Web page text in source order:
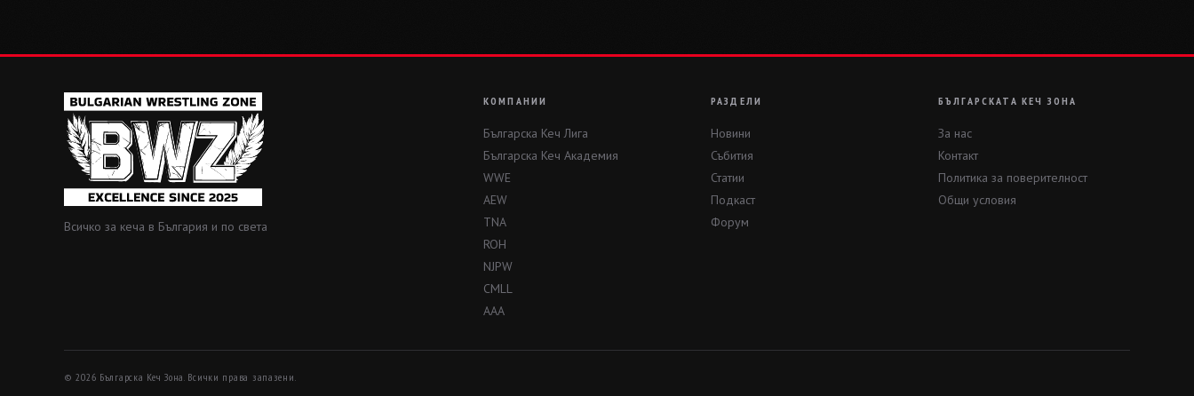
Всичко за кеча в България и по света
КОМПАНИИ
Българска Кеч Лига
Българска Кеч Академия
WWE
AEW
TNA
ROH
NJPW
CMLL
AAA
РАЗДЕЛИ
Новини
Събития
Статии
Подкаст
Форум
БЪЛГАРСКАТА КЕЧ ЗОНА
За нас
Контакт
Политика за поверителност
Общи условия
© 2026 Българска Кеч Зона. Всички права запазени.